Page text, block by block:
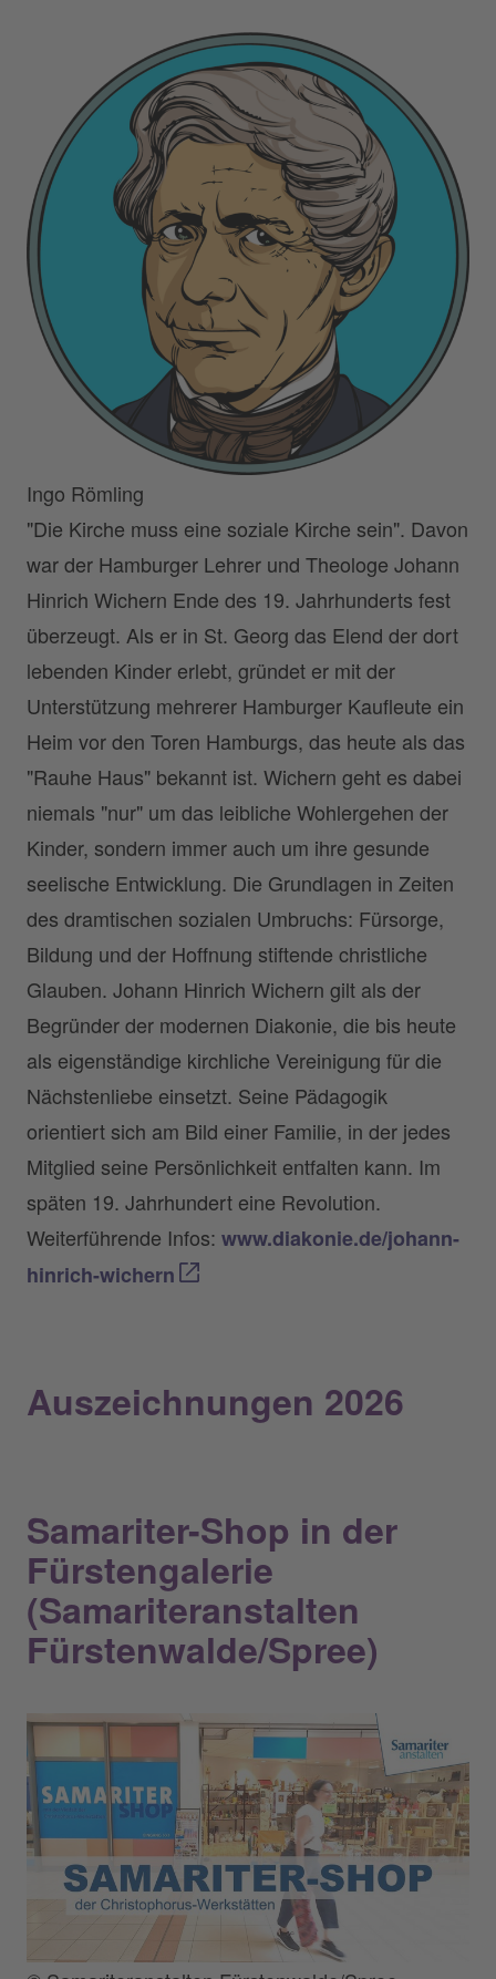
Ingo Römling
"Die Kirche muss eine soziale Kirche sein". Davon
war der Hamburger Lehrer und Theologe Johann
Hinrich Wichern Ende des 19. Jahrhunderts fest
überzeugt. Als er in St. Georg das Elend der dort
lebenden Kinder erlebt, gründet er mit der
Unterstützung mehrerer Hamburger Kaufleute ein
Heim vor den Toren Hamburgs, das heute als das
"Rauhe Haus" bekannt ist. Wichern geht es dabei
niemals "nur" um das leibliche Wohlergehen der
Kinder, sondern immer auch um ihre gesunde
seelische Entwicklung. Die Grundlagen in Zeiten
des dramtischen sozialen Umbruchs: Fürsorge,
Bildung und der Hoffnung stiftende christliche
Glauben. Johann Hinrich Wichern gilt als der
Begründer der modernen Diakonie, die bis heute
als eigenständige kirchliche Vereinigung für die
Nächstenliebe einsetzt. Seine Pädagogik
orientiert sich am Bild einer Familie, in der jedes
Mitglied seine Persönlichkeit entfalten kann. Im
späten 19. Jahrhundert eine Revolution.
Weiterführende Infos: www.diakonie.de/johann-
hinrich-wichern
Auszeichnungen 2026
Samariter-Shop in der
Fürstengalerie
(Samariteranstalten
Fürstenwalde/Spree)